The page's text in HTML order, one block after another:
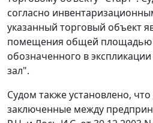
согласно
указанный торговый объект
помещения общей площадью
обозначенного в
зал".
Судом также установлено,
заключенные между